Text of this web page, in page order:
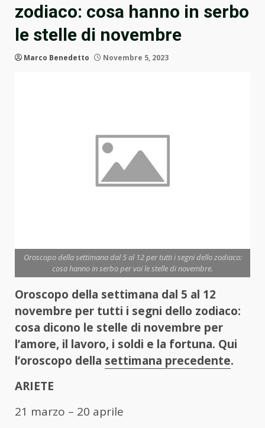
zodiaco: cosa hanno in serbo
le stelle di novembre
Marco Benedetto Novembre 5, 2023
Oroscopo della settimana dal 5 al 12 per tutti i segni dello zodiaco:
cosa hanno in serbo per voi le stelle di novembre.
Oroscopo della settimana dal 5 al 12
novembre per tutti i segni dello zodiaco:
cosa dicono le stelle di novembre per
l’amore, il lavoro, i soldi e la fortuna. Qui
l’oroscopo della settimana precedente.
ARIETE
21 marzo – 20 aprile